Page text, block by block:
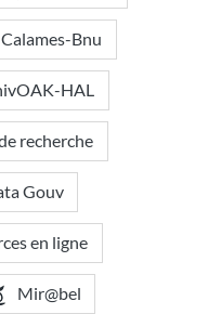
Calames-Bnu
HAL
recherche
Gouv
en ligne
Mir@bel